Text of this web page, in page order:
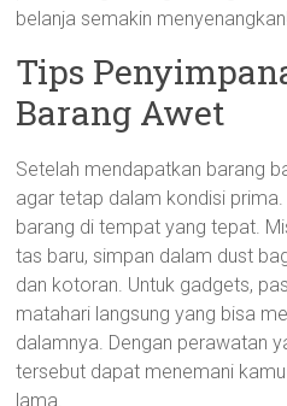
belanja semakin
Tips
Barang Awet
Setelah mendapatkan barang
agar tetap dalam kondisi
barang di tempat yang tepat.
tas baru, simpan dalam dust
dan kotoran. Untuk gadgets,
matahari langsung yang bisa
dalamnya. Dengan perawatan
tersebut dapat menemani
lama.